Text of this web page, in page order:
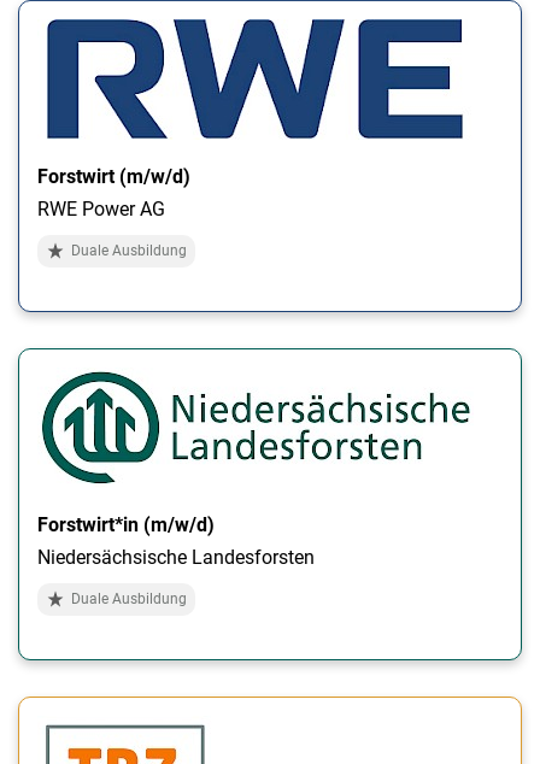
Forstwirt (m/w/d)
RWE Power AG
Duale Ausbildung
Forstwirt*in (m/w/d)
Niedersächsische Landesforsten
Duale Ausbildung